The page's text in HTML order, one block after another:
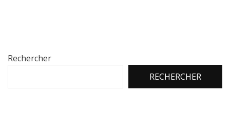
Rechercher
RECHERCHER